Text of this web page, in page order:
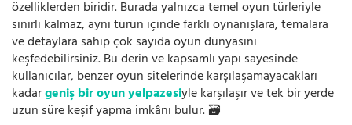
özelliklerden biridir. Burada yalnızca temel oyun türleriyle
sınırlı kalmaz, aynı türün içinde farklı oynanışlara, temalara
ve detaylara sahip çok sayıda oyun dünyasını
keşfedebilirsiniz. Bu derin ve kapsamlı yapı sayesinde
kullanıcılar, benzer oyun sitelerinde karşılaşamayacakları
kadargeniş bir oyun yelpazesiyle karşılaşır ve tek bir yerde
uzun süre keşif yapma imkânı bulur. 🗃️